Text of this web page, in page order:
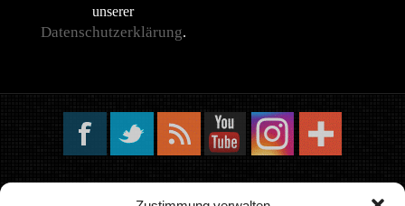
unserer
Datenschutzerklärung.